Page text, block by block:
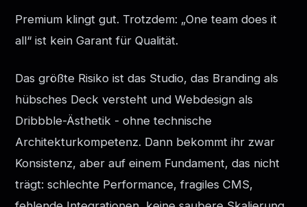
Premium klingt gut. Trotzdem: „One team does it
all“ ist kein Garant für Qualität.
Das größte Risiko ist das Studio, das Branding als
hübsches Deck versteht und Webdesign als
Dribbble-Ästhetik - ohne technische
Architekturkompetenz. Dann bekommt ihr zwar
Konsistenz, aber auf einem Fundament, das nicht
trägt: schlechte Performance, fragiles CMS,